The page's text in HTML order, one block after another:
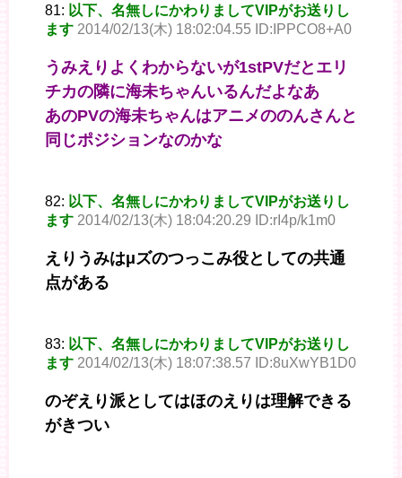
81: 以下、名無しにかわりましてVIPがお送りし
ます 2014/02/13(木) 18:02:04.55 ID:IPPCO8+A0
うみえりよくわからないが1stPVだとエリ
チカの隣に海未ちゃんいるんだよなあ
あのPVの海未ちゃんはアニメののんさんと
同じポジションなのかな
82: 以下、名無しにかわりましてVIPがお送りし
ます 2014/02/13(木) 18:04:20.29 ID:rI4p/k1m0
えりうみはμズのつっこみ役としての共通
点がある
83: 以下、名無しにかわりましてVIPがお送りし
ます 2014/02/13(木) 18:07:38.57 ID:8uXwYB1D0
のぞえり派としてはほのえりは理解できる
がきつい